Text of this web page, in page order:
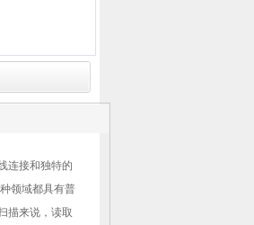
连接和独特的
领域都具有普
描来说，读取